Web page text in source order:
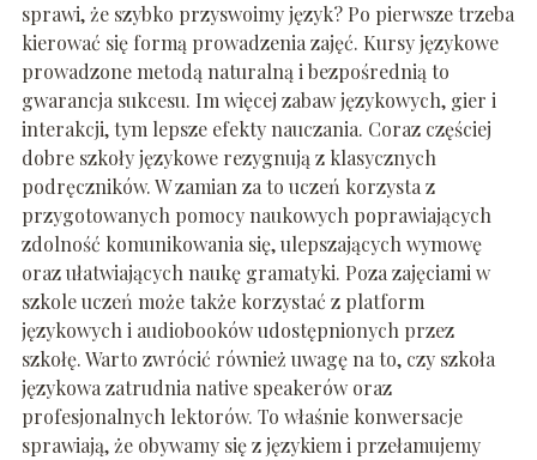
sprawi, że szybko przyswoimy język? Po pierwsze trzeba
kierować się formą prowadzenia zajęć. Kursy językowe
prowadzone metodą naturalną i bezpośrednią to
gwarancja sukcesu. Im więcej zabaw językowych, gier i
interakcji, tym lepsze efekty nauczania. Coraz częściej
dobre szkoły językowe rezygnują z klasycznych
podręczników. W zamian za to uczeń korzysta z
przygotowanych pomocy naukowych poprawiających
zdolność komunikowania się, ulepszających wymowę
oraz ułatwiających naukę gramatyki. Poza zajęciami w
szkole uczeń może także korzystać z platform
językowych i audiobooków udostępnionych przez
szkołę. Warto zwrócić również uwagę na to, czy szkoła
językowa zatrudnia native speakerów oraz
profesjonalnych lektorów. To właśnie konwersacje
sprawiają, że obywamy się z językiem i przełamujemy